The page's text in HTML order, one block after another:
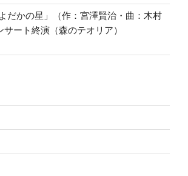
だかの星」（作：宮澤賢治・曲：木村
ート終演（森のテオリア）